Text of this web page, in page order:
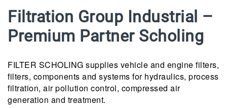
Filtration Group Industrial –
Premium Partner Scholing
FILTER SCHOLING supplies vehicle and engine filters,
filters, components and systems for hydraulics, process
filtration, air pollution control, compressed air
generation and treatment.